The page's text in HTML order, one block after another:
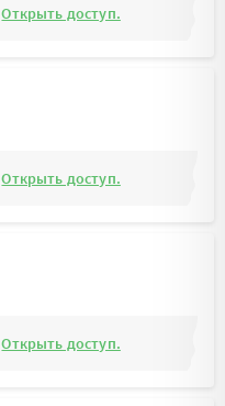
Открыть доступ.
Открыть доступ.
Открыть доступ.